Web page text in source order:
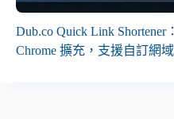
Dub.co Quick Link Shortener
Chrome 擴充，支援自訂網域